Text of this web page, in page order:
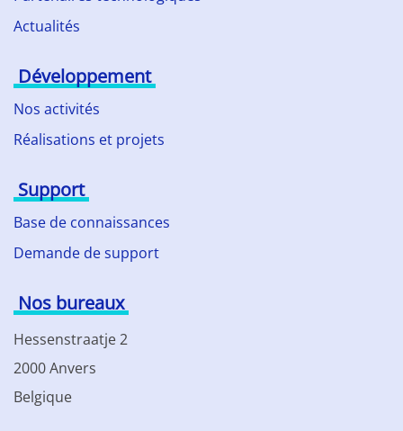
Actualités
Développement
Nos activités
Réalisations et projets
Support
Base de connaissances
Demande de support
Nos bureaux
Hessenstraatje 2
2000 Anvers
Belgique